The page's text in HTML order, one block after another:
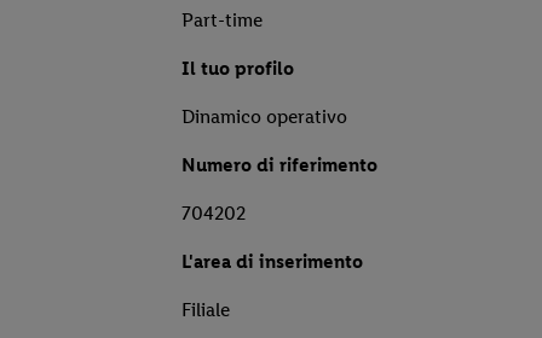
Part-time
Il tuo profilo
Dinamico operativo
Numero di riferimento
704202
L'area di inserimento
Filiale